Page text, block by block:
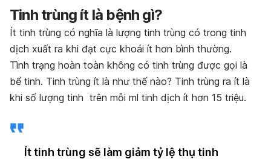
Tinh trùng ít là bệnh gì?
Ít tinh trùng có nghĩa là lượng tinh trùng có trong tinh
dịch xuất ra khi đạt cực khoái ít hơn bình thường.
Tình trạng hoàn toàn không có tinh trùng được gọi là
bể tinh. Tinh trùng ít là như thế nào? Tinh trùng ra ít là
khi số lượng tinh trên mỗi ml tinh dịch ít hơn 15 triệu.
Ít tinh trùng sẽ làm giảm tỷ lệ thụ tinh